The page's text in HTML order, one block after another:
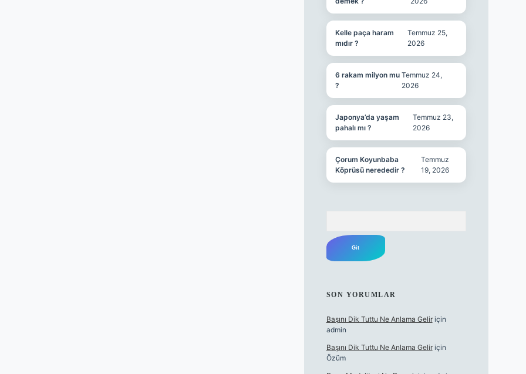
Kelle paça haram
mıdır ?
Temmuz 25,
2026
6 rakam milyon mu
?
Temmuz 24,
2026
Japonya’da yaşam
pahalı mı ?
Temmuz 23,
2026
Çorum Koyunbaba
Köprüsü nerededir ?
Temmuz
19, 2026
SON YORUMLAR
Başını Dik Tuttu Ne Anlama Geliriçin
admin
Başını Dik Tuttu Ne Anlama Geliriçin
Özüm